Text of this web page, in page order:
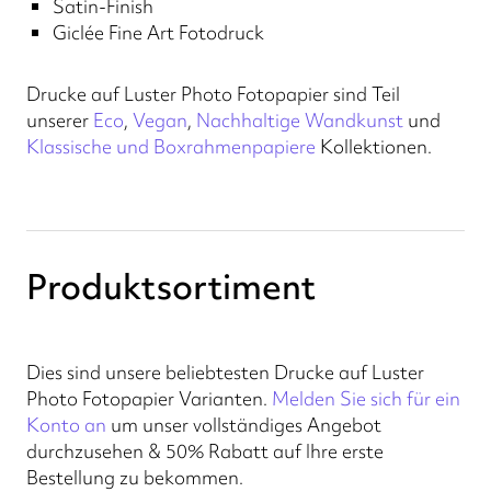
Satin-Finish
Giclée Fine Art Fotodruck
Drucke auf Luster Photo Fotopapier sind Teil
unserer Eco, Vegan, Nachhaltige Wandkunst und
Klassische und Boxrahmenpapiere Kollektionen.
Produktsortiment
Dies sind unsere beliebtesten Drucke auf Luster
Photo Fotopapier Varianten. Melden Sie sich für ein
Konto an um unser vollständiges Angebot
durchzusehen & 50% Rabatt auf Ihre erste
Bestellung zu bekommen.